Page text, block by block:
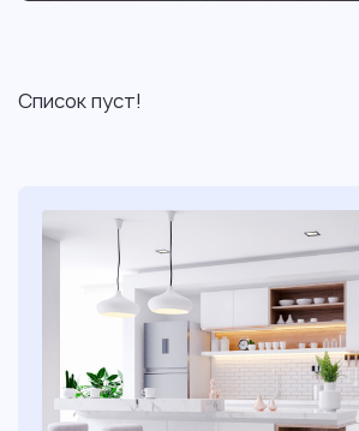
Список пуст!